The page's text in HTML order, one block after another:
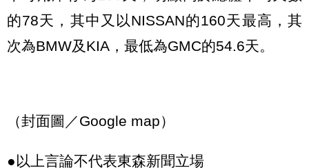
的78天，其中又以NISSAN的160天最高，其
次為BMW及KIA，最低為GMC的54.6天。
（封面圖／Google map）
●以上言論不代表東森新聞立場